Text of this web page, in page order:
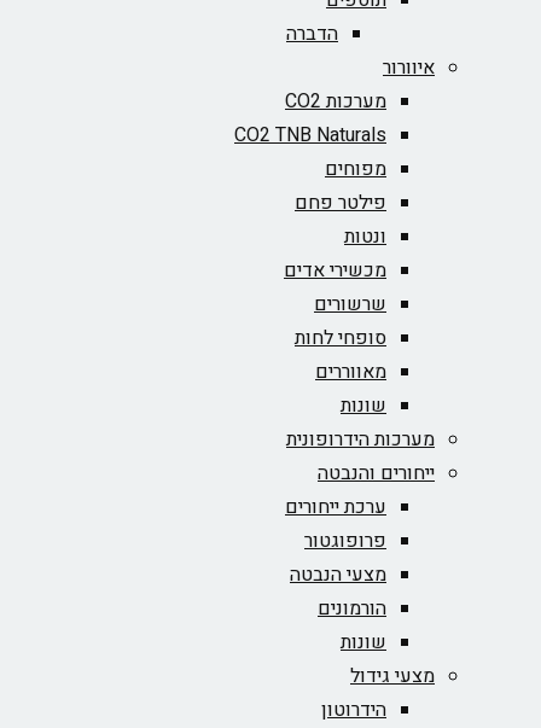
הדברה
איוורור
מערכות CO2
CO2 TNB Naturals
מפוחים
פילטר פחם
ונטות
מכשירי אדים
שרשורים
סופחי לחות
מאווררים
שונות
מערכות הידרופונית
ייחורים והנבטה
ערכת ייחורים
פרופוגטור
מצעי הנבטה
הורמונים
שונות
מצעי גידול
הידרוטון